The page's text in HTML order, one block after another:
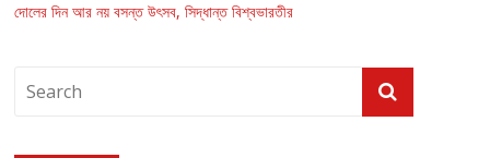
দোলের দিন আর নয় বসন্ত উৎসব, সিদ্ধান্ত বিশ্বভারতীর